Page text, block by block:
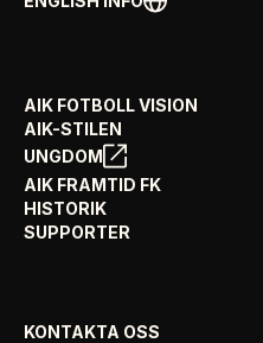
AIK FOTBOLL VISION
AIK-STILEN
UNGDOM
AIK FRAMTID FK
HISTORIK
SUPPORTER
KONTAKTA OSS